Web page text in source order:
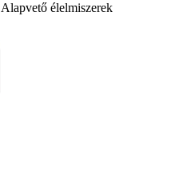
Alapvető élelmiszerek